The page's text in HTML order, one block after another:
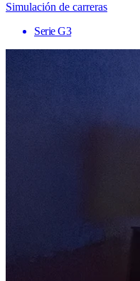
Simulación de carreras
Serie G3